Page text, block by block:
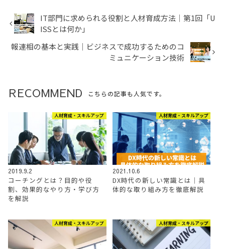
IT部門に求められる役割と人材育成方法│第1回「U
ISSとは何か」
報連相の基本と実践｜ビジネスで成功するためのコ
ミュニケーション技術
RECOMMEND こちらの記事も人気です。
人材育成・スキルアップ
2019.9.2
コーチングとは？目的や役
割、効果的なやり方・学び方
を解説
人材育成・スキルアップ
2021.10.6
DX時代の新しい常識とは｜具
体的な取り組み方を徹底解説
人材育成・スキルアップ 人材育成・スキルアップ